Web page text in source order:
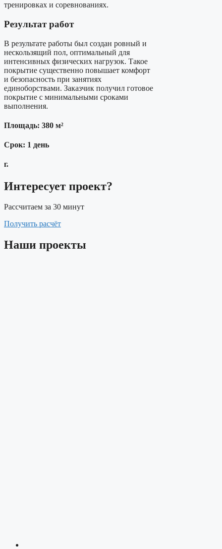
тренировках и соревнованиях.
Результат работ
В результате работы был создан ровный и
нескользящий пол, оптимальный для
интенсивных физических нагрузок. Такое
покрытие существенно повышает комфорт
и безопасность при занятиях
единоборствами. Заказчик получил готовое
покрытие с минимальными сроками
выполнения.
Площадь: 380 м²
Срок: 1 день
г.
Интересует проект?
Рассчитаем за 30 минут
Получить расчёт
Наши проекты